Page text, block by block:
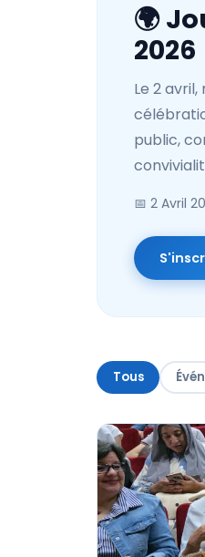
🌍
2026
Le 2
public,
📅 2 Avril
Tous